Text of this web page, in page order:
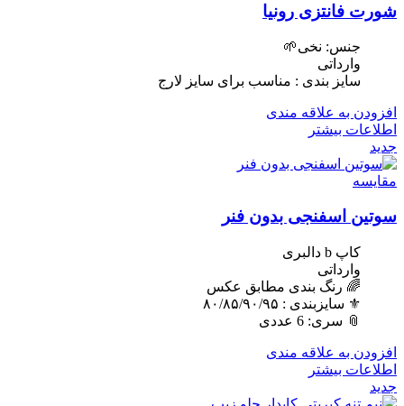
شورت فانتزی رونیا
جنس: نخی🌱
وارداتی
سایز بندی : مناسب برای سایز لارج
افزودن به علاقه مندی
اطلاعات بیشتر
جدید
مقایسه
سوتین اسفنجی بدون فنر
کاپ b دالبری
وارداتی
🌈 رنگ بندی مطابق عکس
⚜️ سایزبندی : ٨٠/٨۵/٩٠/٩۵
📎 سری: 6 عددی
افزودن به علاقه مندی
اطلاعات بیشتر
جدید